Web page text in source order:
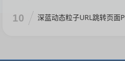
10 深蓝动态粒子URL跳转页面